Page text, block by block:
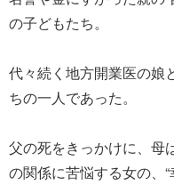
の子どもたち。
代々続く地方開業医の娘
ちの一人であった。
父の死をきっかけに、母
の関係に苦悩する女の、